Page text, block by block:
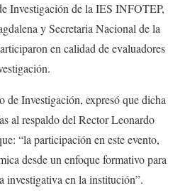
Investigación de la IES INFOTEP,
y Secretaria Nacional de la
en calidad de evaluadores
Investigación, expresó que dicha
al respaldo del Rector Leonardo
“la participación en este evento,
desde un enfoque formativo para
investigativa en la institución”.